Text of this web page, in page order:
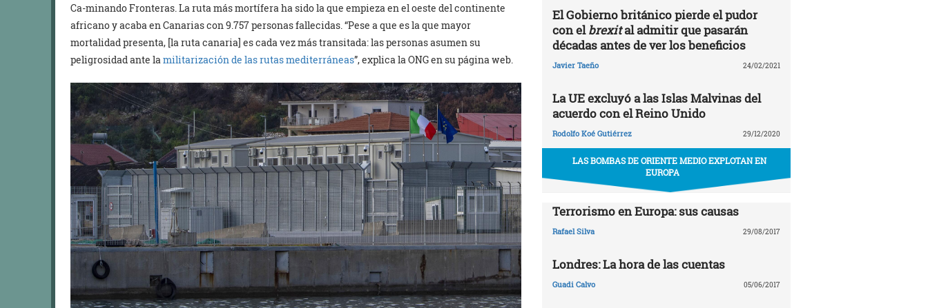
Ca-minando Fronteras. La ruta más mortífera ha sido la que empieza en el oeste del continente
africano y acaba en Canarias con 9.757 personas fallecidas. “Pese a que es la que mayor
mortalidad presenta, [la ruta canaria] es cada vez más transitada: las personas asumen su
peligrosidad ante lamilitarización de las rutas mediterráneas”, explica la ONG en su página web.
El Gobierno británico pierde el pudor
con elbrexital admitir que pasarán
décadas antes de ver los beneficios
Javier Taeño 24/02/2021
La UE excluyó a las Islas Malvinas del
acuerdo con el Reino Unido
Rodolfo Koé Gutiérrez 29/12/2020
LAS BOMBAS DE ORIENTE MEDIO EXPLOTAN EN
EUROPA
Terrorismo en Europa: sus causas
Rafael Silva 29/08/2017
Londres: La hora de las cuentas
Guadi Calvo 05/06/2017